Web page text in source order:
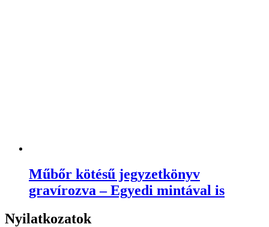
Műbőr kötésű jegyzetkönyv
gravírozva – Egyedi mintával is
Nyilatkozatok